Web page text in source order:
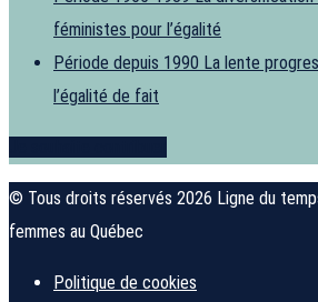
féministes pour l’égalité
Période depuis 1990 La lente
l’égalité de fait
© Tous droits réservés 2026 Ligne du
femmes au Québec
Politique de cookies